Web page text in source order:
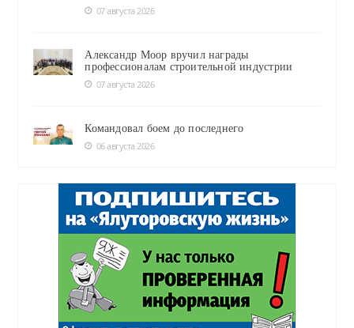
07 августа 2026
Александр Моор вручил награды
профессионалам строительной индустрии
07 августа 2026
Командовал боем до последнего
06 августа 2026